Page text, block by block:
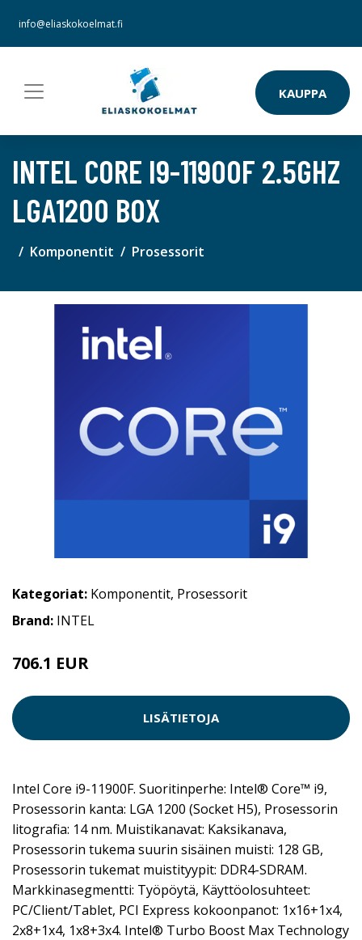
info@eliaskokoelmat.fi
KAUPPA
INTEL CORE I9-11900F 2.5GHZ
LGA1200 BOX
Komponentit Prosessorit
Kategoriat: Komponentit, Prosessorit
Brand: INTEL
706.1 EUR
LISÄTIETOJA
Intel Core i9-11900F. Suoritinperhe: Intel® Core™ i9,
Prosessorin kanta: LGA 1200 (Socket H5), Prosessorin
litografia: 14 nm. Muistikanavat: Kaksikanava,
Prosessorin tukema suurin sisäinen muisti: 128 GB,
Prosessorin tukemat muistityypit: DDR4-SDRAM.
Markkinasegmentti: Työpöytä, Käyttöolosuhteet:
PC/Client/Tablet, PCI Express kokoonpanot: 1x16+1x4,
2x8+1x4, 1x8+3x4. Intel® Turbo Boost Max Technology